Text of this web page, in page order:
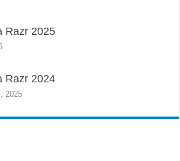
Razr 2025
Razr 2024
2025